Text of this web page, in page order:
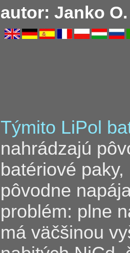
autor: Janko O.
Týmito LiPol
nahrádzajú
batériové
pôvodne
problém: plne
má väčšinou